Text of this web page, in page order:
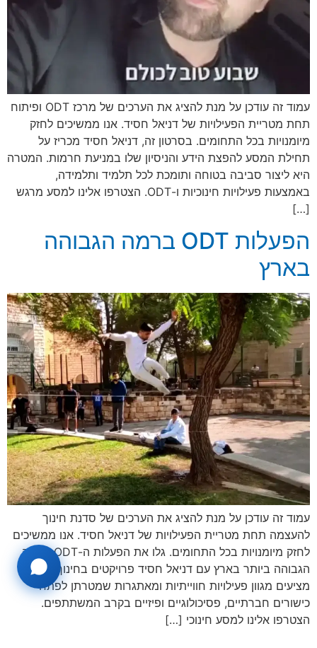
עמוד זה עודכן על מנת להציג את הערכים של מרכז ODT ופיתוח
תחת מטריית הפעילויות של דניאל חסיד. אנו ממשיכים לחזק
מיומנויות בכל התחומים. בסרטון זה, דניאל חסיד מכריז על
תחילת המסע להפצת הידע והניסיון שלו במניעת חרמות. המטרה
היא ליצור סביבה בטוחה ותומכת לכל תלמיד ותלמידה,
באמצעות פעילויות חינוכיות ו-ODT. הצטרפו אלינו למסע מרגש
[…]
הפעלות ODT ברמה הגבוהה
בארץ
עמוד זה עודכן על מנת להציג את הערכים של סדנת חינוך
להעצמה תחת מטריית הפעילויות של דניאל חסיד. אנו ממשיכים
לחזק מיומנויות בכל התחומים. גלו את הפעלות ה-ODT ברמה
הגבוהה ביותר בארץ עם דניאל חסיד פרויקטים בחינוך. אנו
מציעים מגוון פעילויות חווייתיות ומאתגרות שמטרתן לפתח
כישורים חברתיים, פסיכולוגיים ופיזיים בקרב המשתתפים.
הצטרפו אלינו למסע חינוכי […]